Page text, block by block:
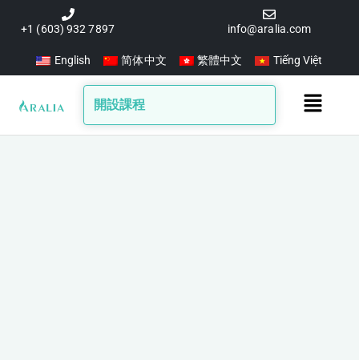
要
+1 (603) 932 7897 info@aralia.com
English 简体中文 繁體中文 Tiếng Việt
開設課程
Main